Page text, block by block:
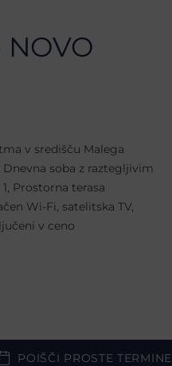
NOVO
v središču Malega
Dnevna soba z raztegljivim
Prostorna terasa
Wi-Fi, satelitska TV,
v ceno
POIŠČI PROSTE TERMINE